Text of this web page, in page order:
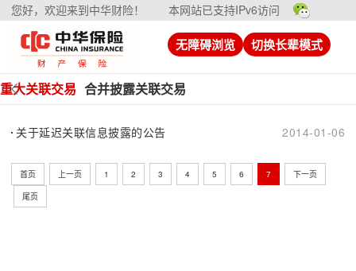
您好，欢迎来到中华财险！ 本网站已支持IPv6访问
无障碍浏览 切换长辈模式
重大关联交易 合并披露关联交易
关于延迟关联信息披露的公告 2014-01-06
首页 上一页 1 2 3 4 5 6 7
下一页
尾页